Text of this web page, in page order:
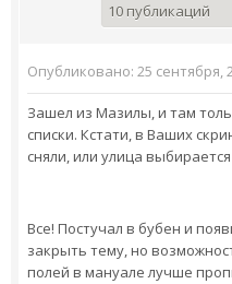
10 публикаций
Опубликовано: 25 сентября,
Зашел из Мазилы, и там
списки. Кстати, в Ваших
сняли, или улица
Все! Постучал в бубен и
закрыть тему, но
полей в мануале лучше